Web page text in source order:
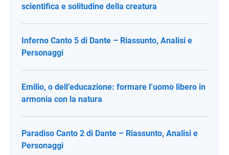
scientifica e solitudine della creatura
Inferno Canto 5 di Dante – Riassunto, Analisi e
Personaggi
Emilio, o dell’educazione: formare l’uomo libero in
armonia con la natura
Paradiso Canto 2 di Dante – Riassunto, Analisi e
Personaggi